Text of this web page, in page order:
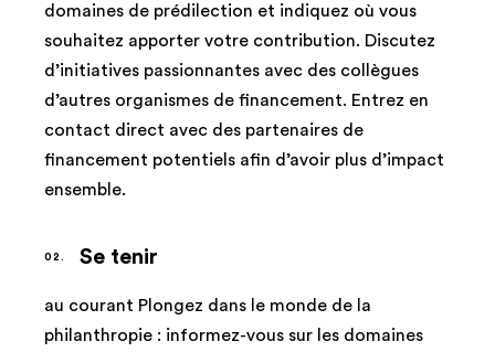
domaines de prédilection et indiquez où vous
souhaitez apporter votre contribution. Discutez
d’initiatives passionnantes avec des collègues
d’autres organismes de financement. Entrez en
contact direct avec des partenaires de
financement potentiels afin d’avoir plus d’impact
ensemble.
Se tenir
au courant Plongez dans le monde de la
philanthropie : informez-vous sur les domaines